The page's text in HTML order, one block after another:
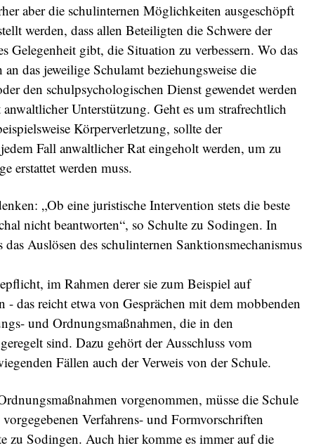
aber die schulinternen Möglichkeiten ausgeschöpft
werden, dass allen Beteiligten die Schwere der
Gelegenheit gibt, die Situation zu verbessern. Wo das
das jeweilige Schulamt beziehungsweise die
den schulpsychologischen Dienst gewendet werden
Unterstützung. Geht es um strafrechtlich
Körperverletzung, sollte der
Fall anwaltlicher Rat eingeholt werden, um zu
erstattet werden muss.
„Ob eine juristische Intervention stets die beste
nicht beantworten“, so Schulte zu Sodingen. In
Auslösen des schulinternen Sanktionsmechanismus
im Rahmen derer sie zum Beispiel auf
- das reicht etwa von Gesprächen mit dem mobbenden
und Ordnungsmaßnahmen, die in den
sind. Dazu gehört der Ausschluss vom
Fällen auch der Verweis von der Schule.
vorgenommen, müsse die Schule
Verfahrens- und Formvorschriften
zu Sodingen. Auch hier komme es immer auf die